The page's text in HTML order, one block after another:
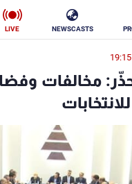
NEWSCASTS
LIVE
مخالفات
فن